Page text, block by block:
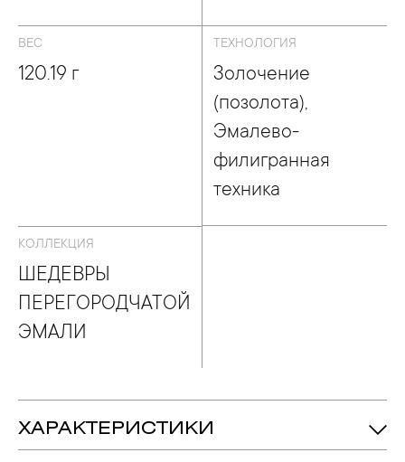
ВЕС
120.19 г
ТЕХНОЛОГИЯ
Золочение
(позолота),
Эмалево-
филигранная
техника
КОЛЛЕКЦИЯ
ШЕДЕВРЫ
ПЕРЕГОРОДЧАТОЙ
ЭМАЛИ
ХАРАКТЕРИСТИКИ